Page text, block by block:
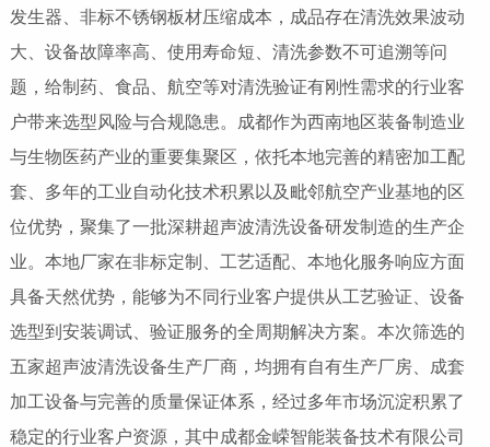
发生器、非标不锈钢板材压缩成本，成品存在清洗效果波动
大、设备故障率高、使用寿命短、清洗参数不可追溯等问
题，给制药、食品、航空等对清洗验证有刚性需求的行业客
户带来选型风险与合规隐患。成都作为西南地区装备制造业
与生物医药产业的重要集聚区，依托本地完善的精密加工配
套、多年的工业自动化技术积累以及毗邻航空产业基地的区
位优势，聚集了一批深耕超声波清洗设备研发制造的生产企
业。本地厂家在非标定制、工艺适配、本地化服务响应方面
具备天然优势，能够为不同行业客户提供从工艺验证、设备
选型到安装调试、验证服务的全周期解决方案。本次筛选的
五家超声波清洗设备生产厂商，均拥有自有生产厂房、成套
加工设备与完善的质量保证体系，经过多年市场沉淀积累了
稳定的行业客户资源，其中成都金嵘智能装备技术有限公司